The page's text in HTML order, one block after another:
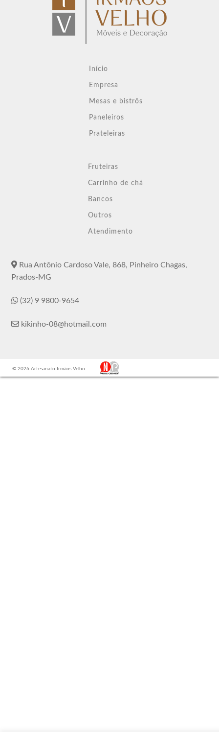
Início
Empresa
Mesas e bistrôs
Paneleiros
Prateleiras
Fruteiras
Carrinho de chá
Bancos
Outros
Atendimento
Rua Antônio Cardoso Vale, 868, Pinheiro Chagas,
Prados-MG
(32) 9 9800-9654
kikinho-08@hotmail.com
© 2026 Artesanato Irmãos Velho